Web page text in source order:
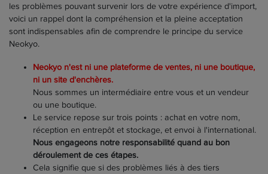
les problèmes pouvant survenir lors de votre expérience d'import,
voici un rappel dont la compréhension et la pleine acceptation
sont indispensables afin de comprendre le principe du service
Neokyo.
Neokyo n'est ni une plateforme de ventes, ni une boutique,
ni un site d'enchères.
Nous sommes un intermédiaire entre vous et un vendeur
ou une boutique.
Le service repose sur trois points : achat en votre nom,
réception en entrepôt et stockage, et envoi à l'international.
Nous engageons notre responsabilité quand au bon
déroulement de ces étapes.
Cela signifie que si des problèmes liés à des tiers